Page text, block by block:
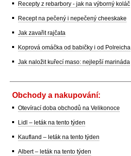
Recepty z rebarbory - jak na výborný koláč
Recept na pečený i nepečený cheeskake
Jak zavařit rajčata
Koprová omáčka od babičky i od Polreicha
Jak naložit kuřecí maso: nejlepší marináda
Obchody a nakupování:
Otevírací doba obchodů na Velikonoce
Lidl – leták na tento týden
Kaufland – leták na tento týden
Albert – leták na tento týden